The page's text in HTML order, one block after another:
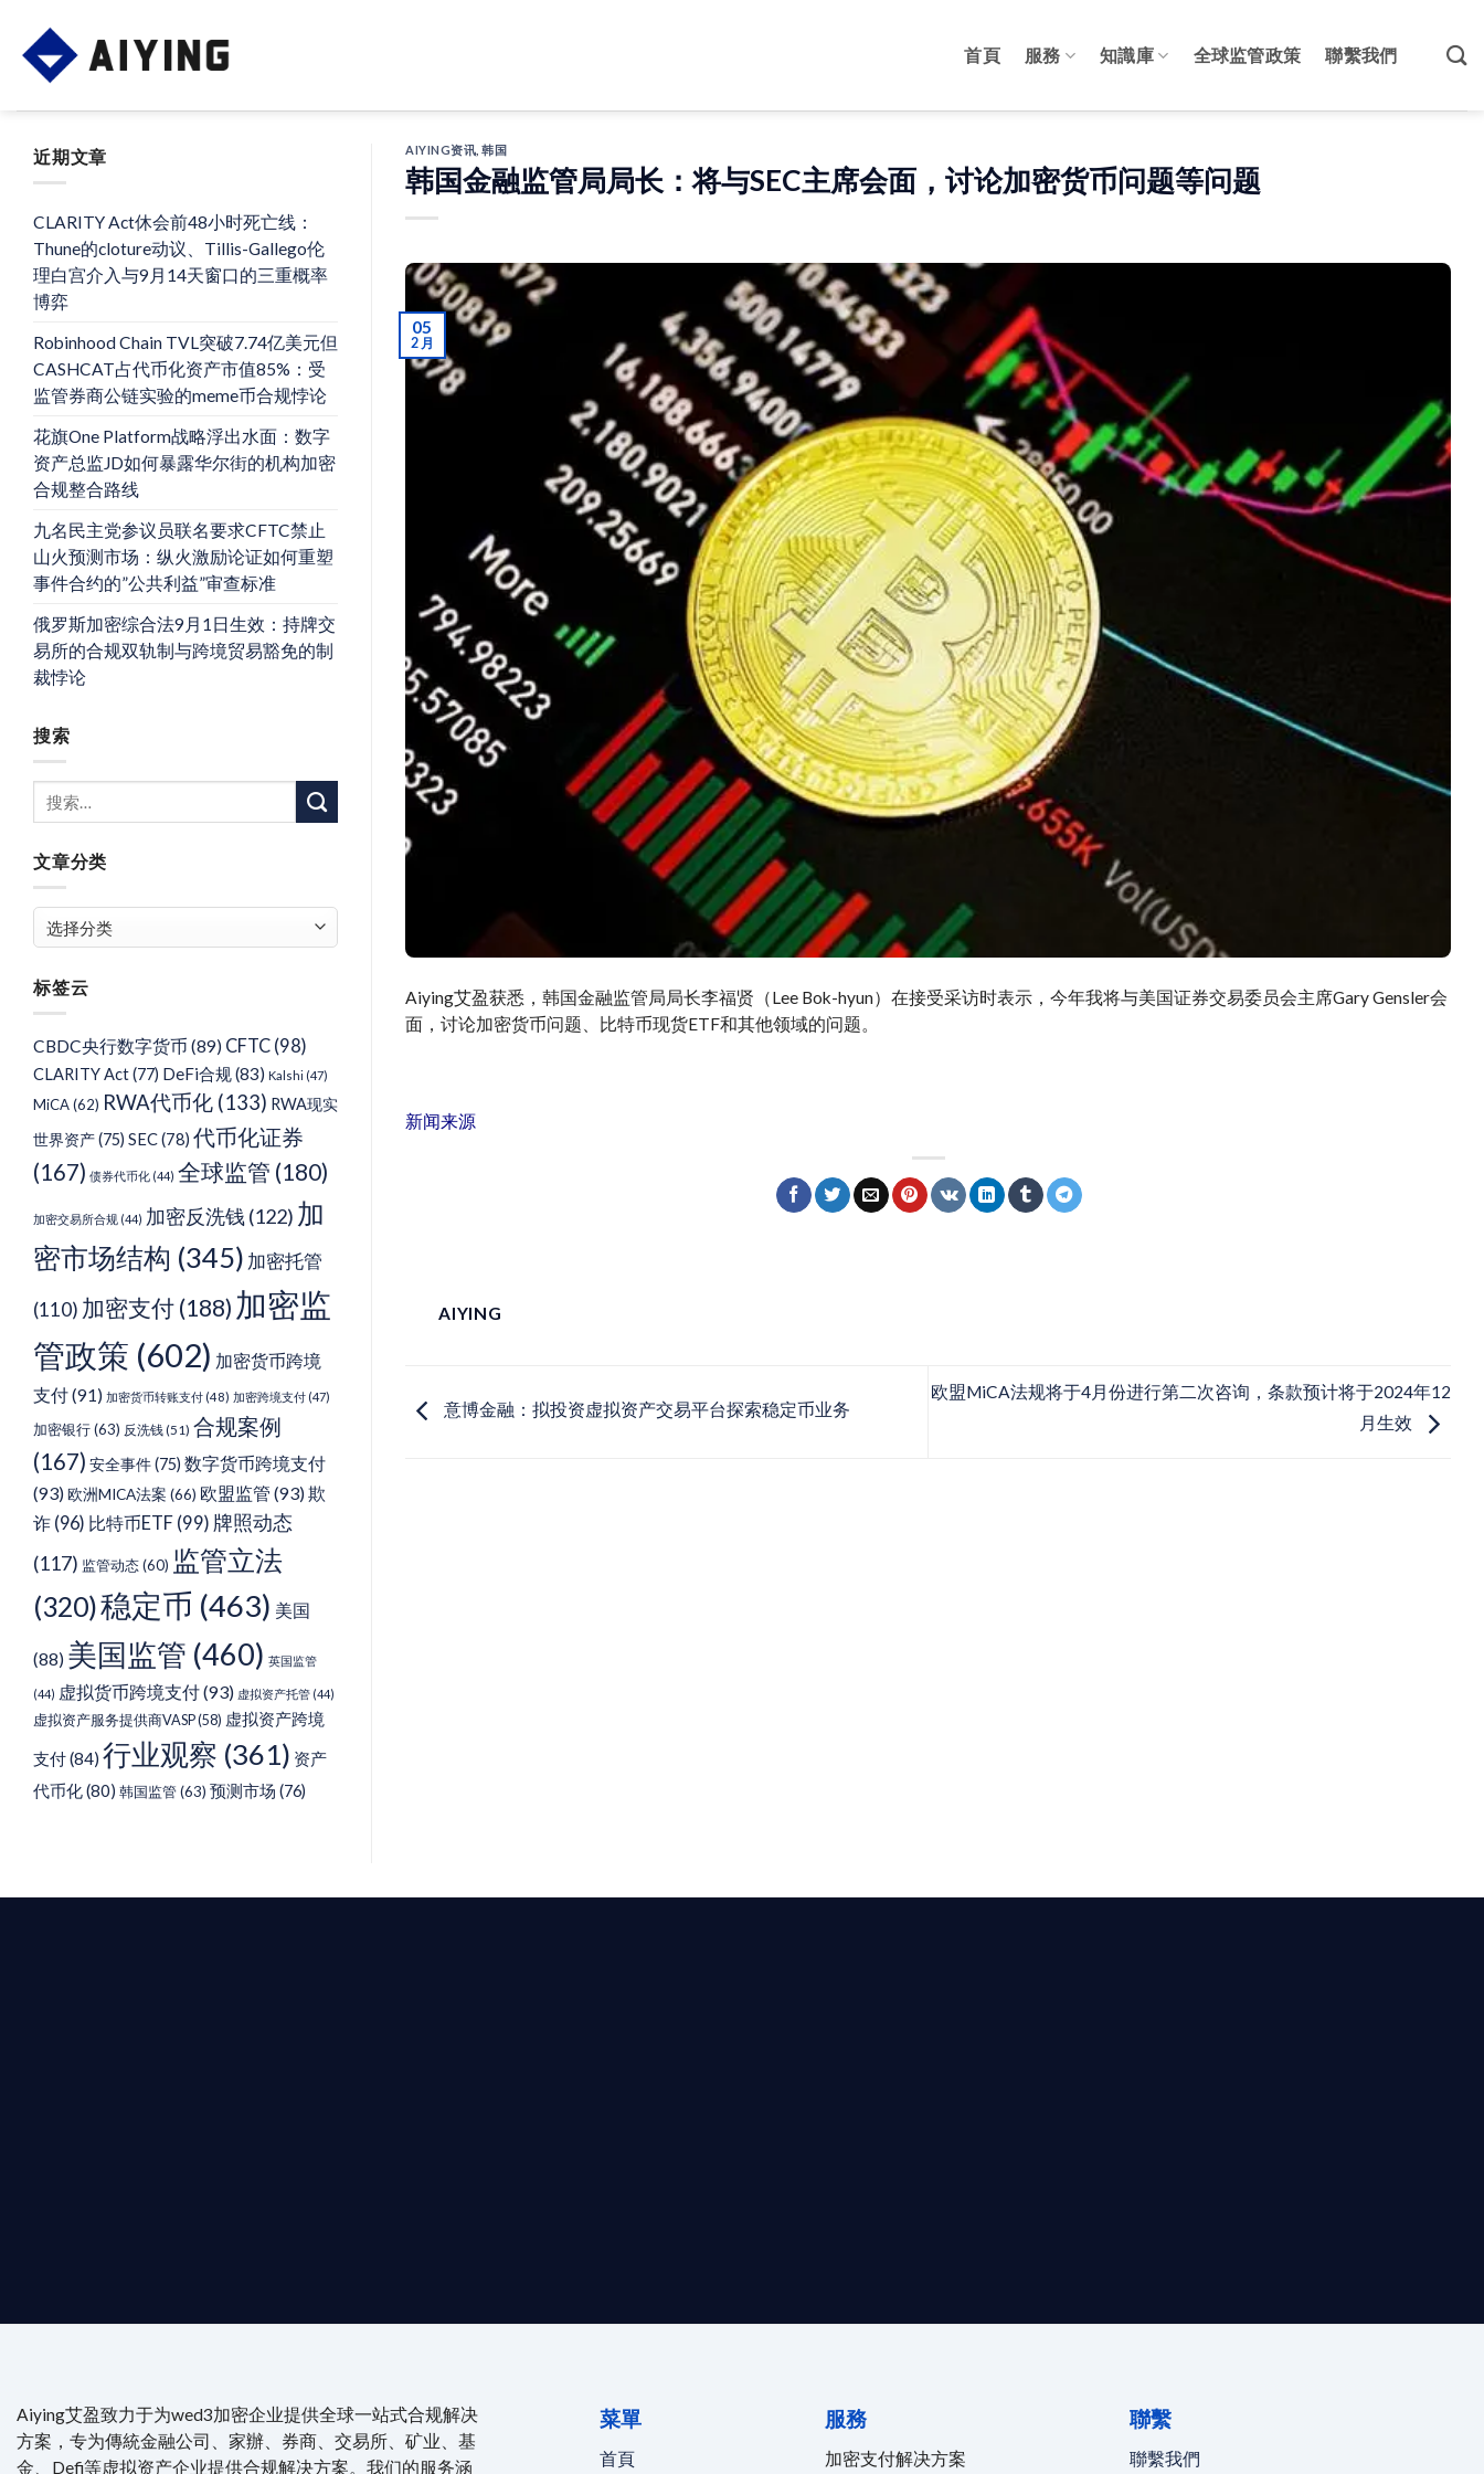
content
首頁 服務 知識庫 全球监管政策 聯繫我們
近期文章
CLARITY Act休会前48小时死亡线：
Thune的cloture动议、Tillis-Gallego伦
理白宫介入与9月14天窗口的三重概率
博弈
Robinhood Chain TVL突破7.74亿美元但
CASHCAT占代币化资产市值85%：受
监管券商公链实验的meme币合规悖论
花旗One Platform战略浮出水面：数字
资产总监JD如何暴露华尔街的机构加密
合规整合路线
九名民主党参议员联名要求CFTC禁止
山火预测市场：纵火激励论证如何重塑
事件合约的”公共利益”审查标准
俄罗斯加密综合法9月1日生效：持牌交
易所的合规双轨制与跨境贸易豁免的制
裁悖论
搜索
文章分类
章
类
标签云
CBDC央行数字货币 (89) CFTC (98)
CLARITY Act(77) DeFi合规(83) Kalshi (47)
MiCA(62) RWA代币化 (133) RWA现实
世界资产(75) SEC(78) 代币化证券
(167) 债券代币化 (44) 全球监管 (180)
加密交易所合规 (44) 加密反洗钱 (122) 加
密市场结构 (345) 加密托管
(110) 加密支付 (188) 加密监
管政策 (602) 加密货币跨境
支付(91) 加密货币转账支付 (48) 加密跨境支付 (47)
加密银行(63) 反洗钱(51) 合规案例
(167) 安全事件(75) 数字货币跨境支付
(93)欧洲MICA法案 (66) 欧盟监管 (93)欺
诈 (96) 比特币ETF (99) 牌照动态
(117) 监管动态(60) 监管立法
(320)稳定币 (463) 美国
(88) 美国监管 (460) 英国监管
(44) 虚拟货币跨境支付(93) 虚拟资产托管 (44)
虚拟资产服务提供商VASP(58) 虚拟资产跨境
支付(84) 行业观察 (361) 资产
代币化(80) 韩国监管(63) 预测市场 (76)
AIYING资讯 ,韩国
韩国金融监管局局长：将与SEC主席会面，讨论加密货币问题等问题
05
2 月
Aiying艾盈获悉，韩国金融监管局局长李福贤（Lee Bok-hyun）在接受采访时表示，今年我将与美国证券交易委员会主席Gary Gensler会
面，讨论加密货币问题、比特币现货ETF和其他领域的问题。
新闻来源
AIYING
意博金融：拟投资虚拟资产交易平台探索稳定币业务
欧盟MiCA法规将于4月份进行第二次咨询，条款预计将于2024年12
月生效
Aiying艾盈致力于为wed3加密企业提供全球一站式合规解决
方案，专为傳統金融公司、家辦、券商、交易所、矿业、基
金、Defi等虚拟资产企业提供合规解决方案。我们的服务涵
菜單
首頁
服務
加密支付解决方案
聯繫
聯繫我們